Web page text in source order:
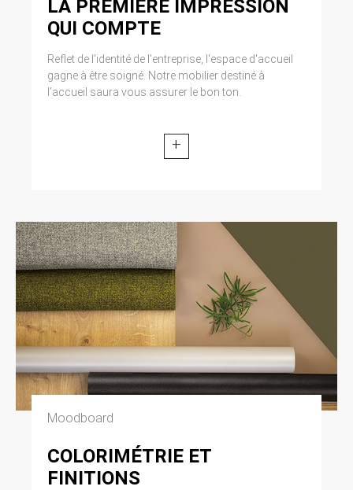
LA PREMIÈRE IMPRESSION
QUI COMPTE
Reflet de l'identité de l'entreprise, l'espace d'accueil
gagne à être soigné. Notre mobilier destiné à
l’accueil saura vous assurer le bon ton.
+
Moodboard
COLORIMÉTRIE ET
FINITIONS